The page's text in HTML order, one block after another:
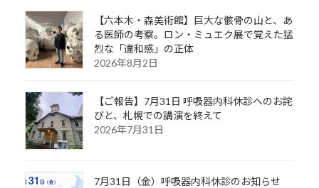
【六本木・森美術館】巨大な骸骨の山と、あ
る医師の考察。ロン・ミュエク展で覚えた猛
烈な「違和感」の正体
2026年8月2日
【ご報告】7月31日 呼吸器内科休診へのお詫
びと、札幌での講演を終えて
2026年7月31日
7月31日（金）呼吸器内科休診のお知らせ